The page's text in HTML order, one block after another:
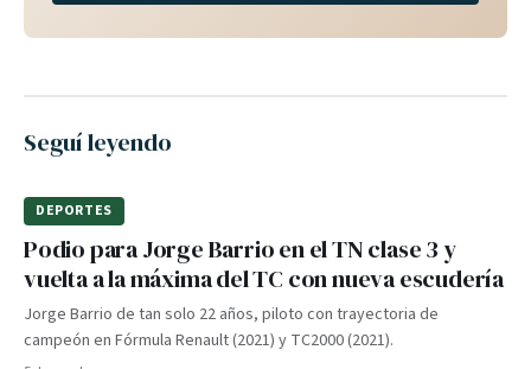
Seguí leyendo
DEPORTES
Podio para Jorge Barrio en el TN clase 3 y
vuelta a la máxima del TC con nueva escudería
Jorge Barrio de tan solo 22 años, piloto con trayectoria de
campeón en Fórmula Renault (2021) y TC2000 (2021).